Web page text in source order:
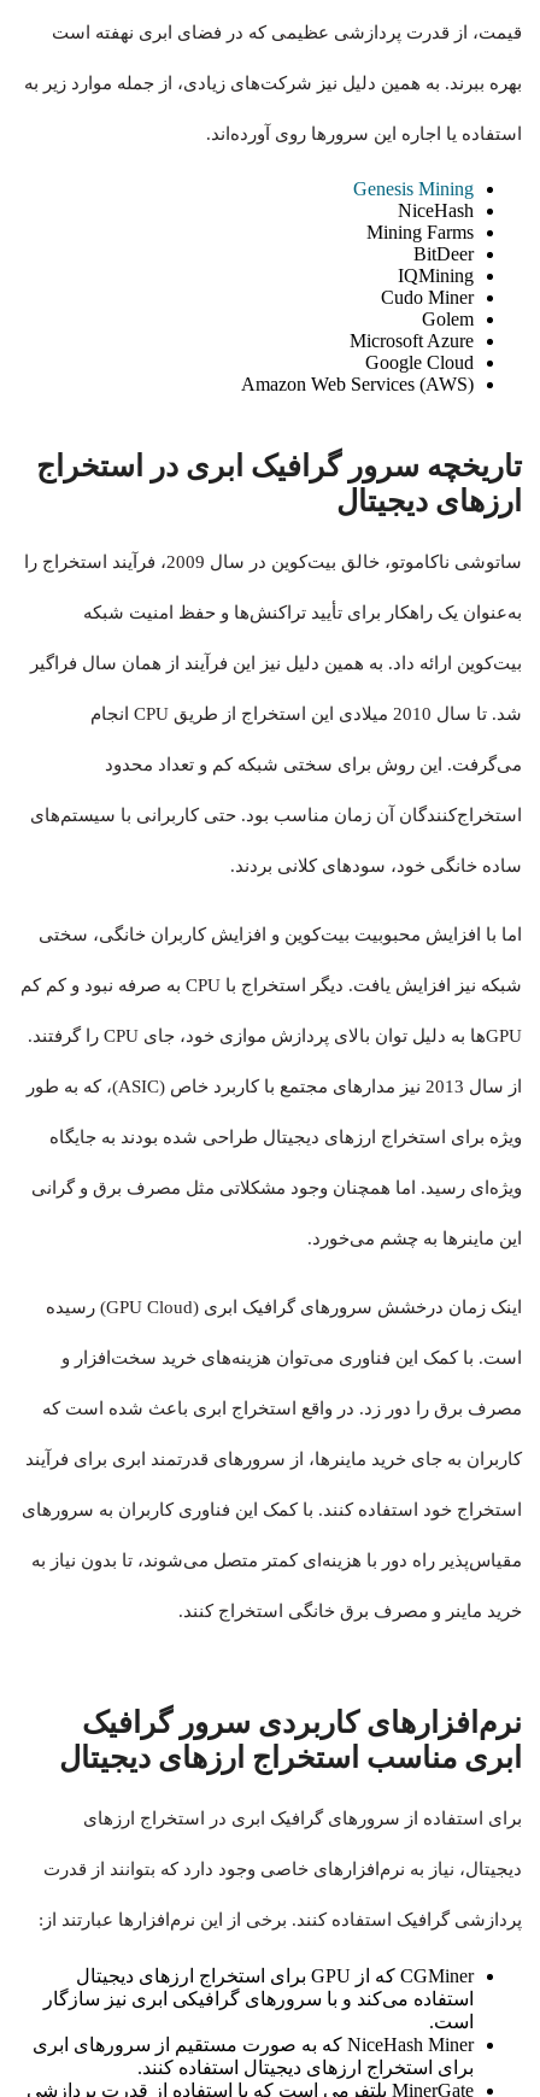
قیمت، از قدرت پردازشی عظیمی که در فضای ابری نهفته است
بهره‌ ببرند. به همین دلیل نیز شرکت‌های زیادی، از جمله موارد زیر به
استفاده یا اجاره این سرورها روی آورده‌اند.
Genesis Mining
NiceHash
Mining Farms
BitDeer
IQMining
Cudo Miner
Golem
Microsoft Azure
Google Cloud
Amazon Web Services (AWS)
تاریخچه سرور گرافیک ابری در استخراج
ارزهای دیجیتال
ساتوشی ناکاموتو، خالق بیت‌کوین در سال 2009، فرآیند استخراج را
به‌عنوان یک راهکار برای تأیید تراکنش‌ها و حفظ امنیت شبکه
بیت‌کوین ارائه داد. به همین دلیل نیز این فرآیند از همان سال فراگیر
شد. تا سال 2010 میلادی این استخراج از طریق CPU انجام
می‌گرفت. این روش برای سختی شبکه کم و تعداد محدود
استخراج‌کنندگان آن زمان مناسب بود. حتی کاربرانی با سیستم‌های
ساده خانگی خود، سودهای کلانی بردند.
اما با افزایش محبوبیت بیت‌کوین و افزایش کاربران خانگی، سختی
شبکه نیز افزایش یافت. دیگر استخراج با CPU به صرفه نبود و کم کم
GPUها به دلیل توان بالای پردازش موازی خود، جای CPU را گرفتند.
از سال 2013 نیز مدارهای مجتمع با کاربرد خاص (ASIC)، که به طور
ویژه برای استخراج ارزهای دیجیتال طراحی شده بودند به جایگاه
ویژه‌ای رسید. اما همچنان وجود مشکلاتی مثل مصرف برق و گرانی
این ماینرها به چشم می‌خورد.
اینک زمان درخشش سرورهای گرافیک ابری (GPU Cloud) رسیده
است. با کمک این فناوری می‌توان هزینه‌های خرید سخت‌افزار و
مصرف برق را دور زد. در واقع استخراج ابری باعث شده است که
کاربران به جای خرید ماینرها، از سرورهای قدرتمند ابری برای فرآیند
استخراج خود استفاده کنند. با کمک این فناوری کاربران به سرورهای
مقیاس‌پذیر راه دور با هزینه‌ای کمتر متصل می‌شوند، تا بدون نیاز به
خرید ماینر و مصرف برق خانگی استخراج کنند.
نرم‌افزارهای کاربردی سرور گرافیک
ابری مناسب استخراج ارزهای دیجیتال
برای استفاده از سرورهای گرافیک ابری در استخراج ارزهای
دیجیتال، نیاز به نرم‌افزارهای خاصی وجود دارد که بتوانند از قدرت
پردازشی گرافیک استفاده کنند. برخی از این نرم‌افزارها عبارتند از:
CGMiner که از GPU برای استخراج ارزهای دیجیتال
استفاده می‌کند و با سرورهای گرافیکی ابری نیز سازگار
است.
NiceHash Miner که به صورت مستقیم از سرورهای ابری
برای استخراج ارزهای دیجیتال استفاده کنند.